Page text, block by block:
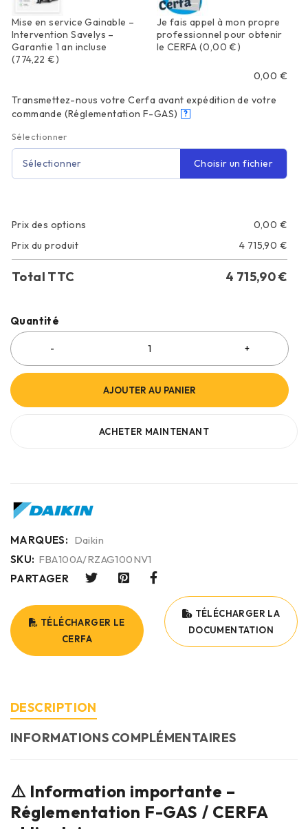
Mise en service Gainable –
Intervention Savelys –
Garantie 1 an incluse
(774,22 €)
Je fais appel à mon propre
professionnel pour obtenir
le CERFA (0,00 €)
0,00 €
Transmettez-nous votre Cerfa avant expédition de votre
commande (Réglementation F-GAS)
?
Sélectionner
Sélectionner Choisir un fichier
Prix des options 0,00 €
Prix du produit
4 715,90 €
Total TTC 4 715,90€
Quantité
AJOUTER AU PANIER
ACHETER MAINTENANT
MARQUES: Daikin
SKU: FBA100A/RZAG100NV1
PARTAGER
TÉLÉCHARGER LE
CERFA
TÉLÉCHARGER LA
DOCUMENTATION
DESCRIPTION
INFORMATIONS COMPLÉMENTAIRES
⚠️ Information importante –
Réglementation F-GAS / CERFA